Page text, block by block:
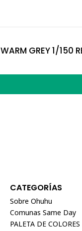
WARM GREY 1/150
CATEGORÍAS
Sobre Ohuhu
Comunas Same Day
PALETA DE COLORES